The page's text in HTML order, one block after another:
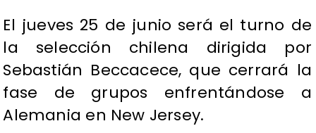
El jueves 25 de junio será el turno de
la selección chilena dirigida por
Sebastián Beccacece, que cerrará la
fase de grupos enfrentándose a
Alemania en New Jersey.